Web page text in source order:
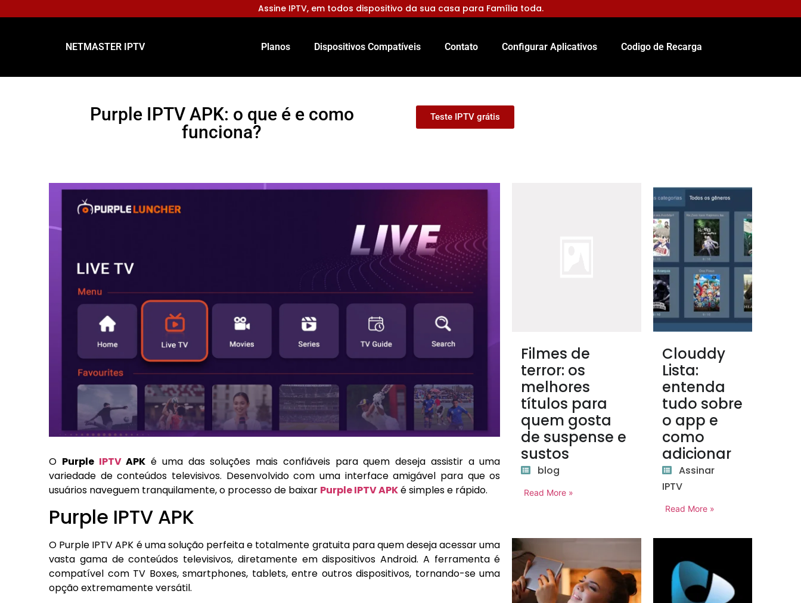
Assine IPTV, em todos dispositivo da sua casa para Família toda.
NETMASTER IPTV Planos Dispositivos Compatíveis Contato Configurar Aplicativos Codigo de Recarga
Purple IPTV APK: o que é e como
funciona?
Teste IPTV grátis
O Purple IPTVAPK é uma das soluções mais confiáveis para quem deseja assistir a uma
variedade de conteúdos televisivos. Desenvolvido com uma interface amigável para que os
usuários naveguem tranquilamente, o processo de baixar Purple IPTV APKé simples e rápido.
Purple IPTV APK
O Purple IPTV APK é uma solução perfeita e totalmente gratuita para quem deseja acessar uma
vasta gama de conteúdos televisivos, diretamente em dispositivos Android. A ferramenta é
compatível com TV Boxes, smartphones, tablets, entre outros dispositivos, tornando-se uma
opção extremamente versátil.
Filmes de
terror: os
melhores
títulos para
quem gosta
de suspense e
sustos
blog
Read More »
Clouddy
Lista:
entenda
tudo sobre
o app e
como
adicionar
Assinar
IPTV
Read More »